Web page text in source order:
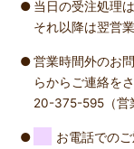
当日の受注処理
それ以降は翌営
営業時間外のお
らからご連絡を
20-375-595（営
お電話でのご